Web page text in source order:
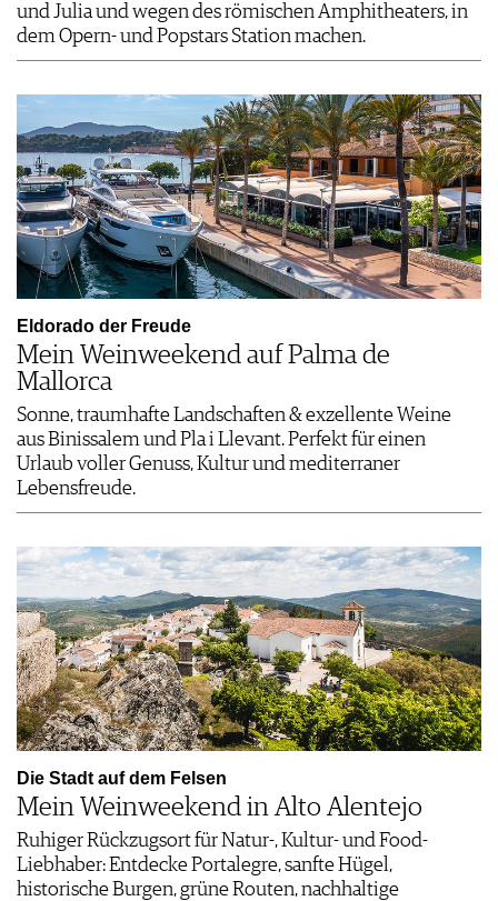
und Julia und wegen des römischen Amphitheaters, in
dem Opern- und Popstars Station machen.
Eldorado der Freude
Mein Weinweekend auf Palma de
Mallorca
Sonne, traumhafte Landschaften & exzellente Weine
aus Binissalem und Pla i Llevant. Perfekt für einen
Urlaub voller Genuss, Kultur und mediterraner
Lebensfreude.
Die Stadt auf dem Felsen
Mein Weinweekend in Alto Alentejo
Ruhiger Rückzugsort für Natur-, Kultur- und Food-
Liebhaber: Entdecke Portalegre, sanfte Hügel,
historische Burgen, grüne Routen, nachhaltige